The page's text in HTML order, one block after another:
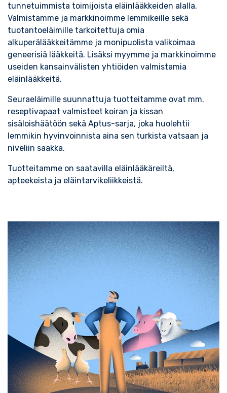
tunnetuimmista toimijoista eläinlääkkeiden alalla.
Valmistamme ja markkinoimme lemmikeille sekä
tuotantoeläimille tarkoitettuja omia
alkuperälääkkeitämme ja monipuolista valikoimaa
geneerisiä lääkkeitä. Lisäksi myymme ja markkinoimme
useiden kansainvälisten yhtiöiden valmistamia
eläinlääkkeitä.
Seuraeläimille suunnattuja tuotteitamme ovat mm.
reseptivapaat valmisteet koiran ja kissan
sisäloishäätöön sekä Aptus-sarja, joka huolehtii
lemmikin hyvinvoinnista aina sen turkista vatsaan ja
niveliin saakka.
Tuotteitamme on saatavilla eläinlääkäreiltä,
apteekeista ja eläintarvikeliikkeistä.